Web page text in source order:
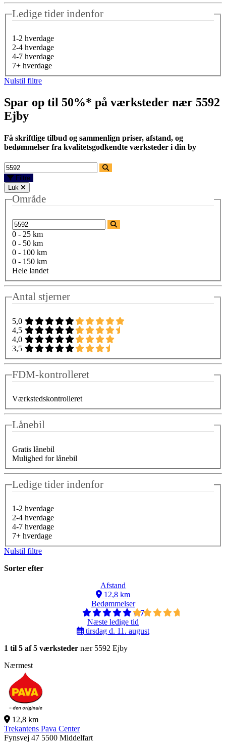
Ledige tider indenfor
1-2 hverdage
2-4 hverdage
4-7 hverdage
7+ hverdage
Nulstil filtre
Spar op til 50%* på værksteder nær 5592
Ejby
Få skriftlige tilbud og sammenlign priser, afstand, og
bedømmelser fra kvalitetsgodkendte værksteder i din by
Filtre
Luk
Område
0 - 25 km
0 - 50 km
0 - 100 km
0 - 150 km
Hele landet
Antal stjerner
5,0
4,5
4,0
3,5
FDM-kontrolleret
Værkstedskontrolleret
Lånebil
Gratis lånebil
Mulighed for lånebil
Ledige tider indenfor
1-2 hverdage
2-4 hverdage
4-7 hverdage
7+ hverdage
Nulstil filtre
Sorter efter
Afstand
12,8 km
Bedømmelser
4,7
Næste ledige tid
tirsdag d. 11. august
1 til 5 af 5 værksteder nær 5592 Ejby
Nærmest
12,8 km
Trekantens Pava Center
Fynsvej 47 5500 Middelfart